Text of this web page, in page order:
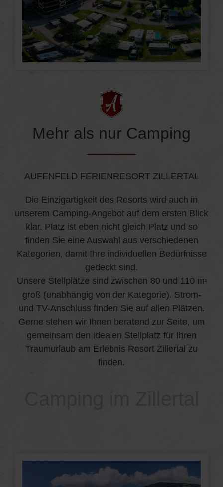
Mehr als nur Camping
AUFENFELD FERIENRESORT ZILLERTAL
Die Einzigartigkeit des Resorts wird auch in
unserem Camping-Angebot auf dem ersten Blick
klar. Platz ist eben nicht gleich Platz und so
finden Sie eine Auswahl aus verschiedenen
Kategorien, damit Ihre individuellen Bedürfnisse
gedeckt sind.
Unsere Stellplätze sind zwischen 80 und 110 m²
groß (unabhängig von der Kategorie). Strom-
und TV-Anschluss finden Sie auf allen Plätzen.
Gerne stehen wir Ihnen beratend zur Seite, um
gemeinsam den idealen Stellplatz für Ihren
Traumurlaub am Erlebnis Resort Zillertal zu
finden.